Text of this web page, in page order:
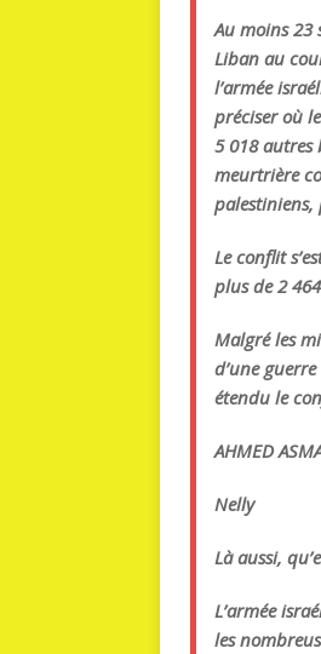
Au moins 23
Liban au
l’armée
préciser où
5 018 autres
meurtrière
palestiniens,
Le conflit
plus de 2
Malgré les
d’une
étendu le
AHMED
Nelly
Là aussi,
L’armée
les